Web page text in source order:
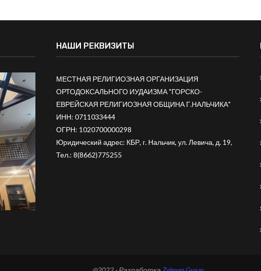
НАШИ РЕКВИЗИТЫ
МЕСТНАЯ РЕЛИГИОЗНАЯ ОРГАНИЗАЦИЯ
ОРТОДОКСАЛЬНОГО ИУДАИЗМА "ГОРСКО-
ЕВРЕЙСКАЯ РЕЛИГИОЗНАЯ ОБЩИНА Г.НАЛЬЧИКА"
ИНН: 0711033444
ОГРН: 1020700000298
Юридический адрес: КБР, г. Нальчик, ул. Левича, д. 19,
Тел.: 8(8662)775255